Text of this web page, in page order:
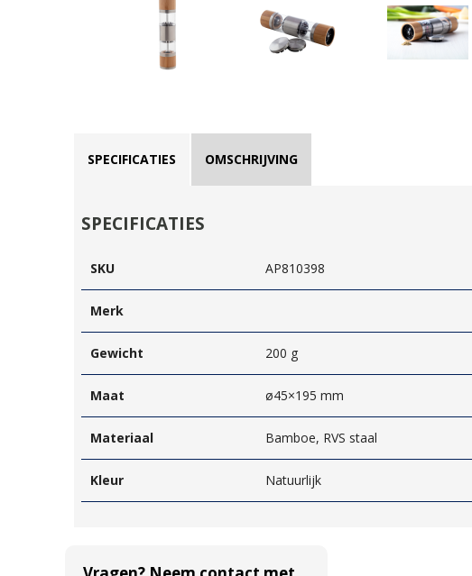
SPECIFICATIES OMSCHRIJVING
SPECIFICATIES
SKU AP810398
Merk
Gewicht 200 g
Maat ø45×195 mm
Materiaal Bamboe, RVS staal
Kleur Natuurlijk